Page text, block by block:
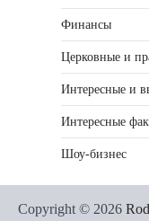
Финансы
Церковные и
Интересные и
Интересные
Шоу-бизнес
Copyright © 2026